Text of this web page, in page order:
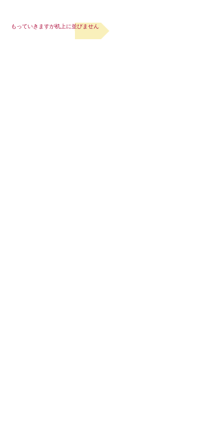
もっていきますが机上に並びません